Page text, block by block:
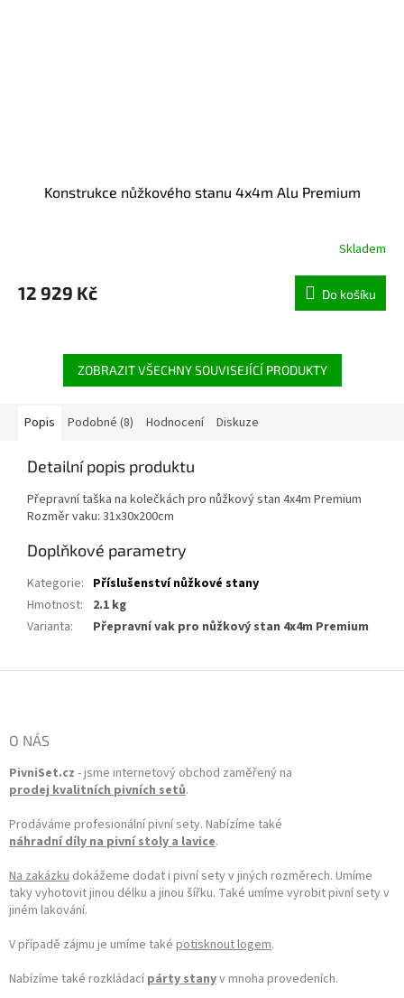
Konstrukce nůžkového stanu 4x4m Alu Premium
Skladem
12 929 Kč Do košíku
ZOBRAZIT VŠECHNY SOUVISEJÍCÍ PRODUKTY
Popis Podobné (8) Hodnocení Diskuze
Detailní popis produktu
Přepravní taška na kolečkách pro nůžkový stan 4x4m Premium
Rozměr vaku: 31x30x200cm
Doplňkové parametry
Kategorie: Příslušenství nůžkové stany
Hmotnost:
2.1 kg
Varianta: Přepravní vak pro nůžkový stan 4x4m Premium
O NÁS
PivniSet.cz - jsme internetový obchod zaměřený na
prodej kvalitních pivních setů.
Prodáváme profesionální pivní sety. Nabízíme také
náhradní díly na pivní stoly a lavice.
Na zakázku dokážeme dodat i pivní sety v jiných rozměrech. Umíme
taky vyhotovit jinou délku a jinou šířku. Také umíme vyrobit pivní sety v
jiném lakování.
V případě zájmu je umíme také potisknout logem.
Nabízíme také rozkládací párty stanyv mnoha provedeních.